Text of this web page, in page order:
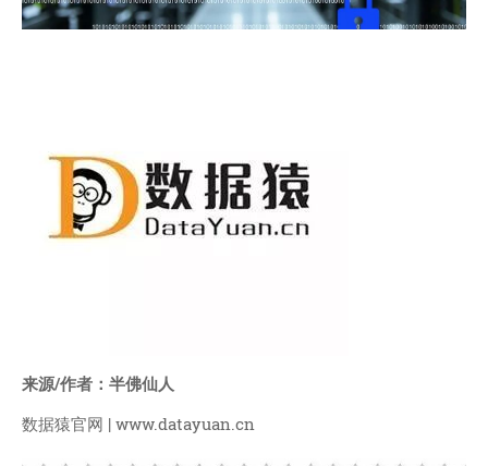
致郁系
阿呆博客
德林博客
展天博客
俍注
淘嘟嘟
来源/作者：半佛仙人
数据猿官网 | www.datayuan.cn